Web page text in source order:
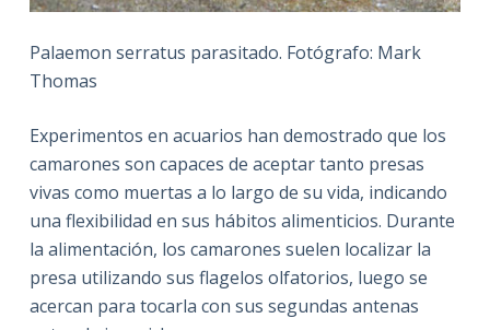
Palaemon serratus parasitado. Fotógrafo: Mark
Thomas
Experimentos en acuarios han demostrado que los
camarones son capaces de aceptar tanto presas
vivas como muertas a lo largo de su vida, indicando
una flexibilidad en sus hábitos alimenticios. Durante
la alimentación, los camarones suelen localizar la
presa utilizando sus flagelos olfatorios, luego se
acercan para tocarla con sus segundas antenas